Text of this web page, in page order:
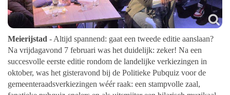
Meierijstad - Altijd spannend: gaat een tweede editie aanslaan?
Na vrijdagavond 7 februari was het duidelijk: zeker! Na een
succesvolle eerste editie rondom de landelijke verkiezingen in
oktober, was het gisteravond bij de Politieke Pubquiz voor de
gemeenteraadsverkiezingen wéér raak: een stampvolle zaal,